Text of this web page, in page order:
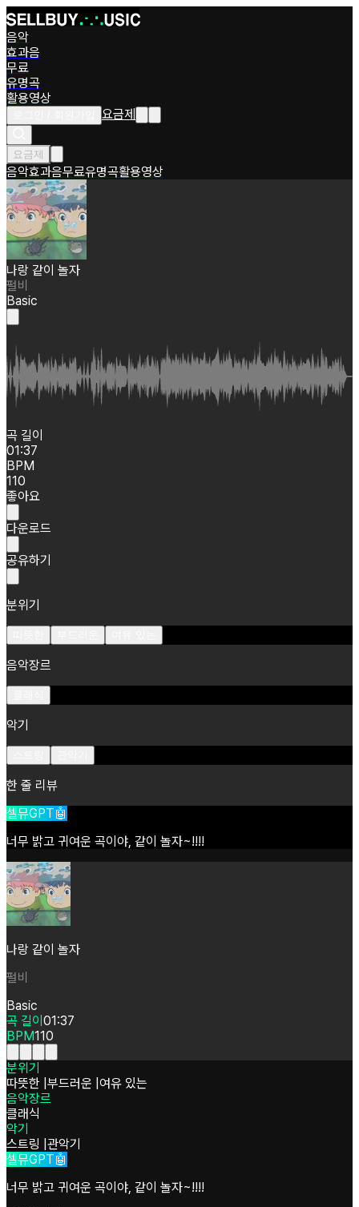
음악
효과음
무료
유명곡
활용영상
요금제
요금제
음악효과음무료유명곡활용영상
나랑 같이 놀자
펄비
Basic
곡 길이
01:37
BPM
110
좋아요
다운로드
공유하기
분위기
음악장르
악기
한 줄 리뷰
셀뮤GPT🤖
너무 밝고 귀여운 곡이야, 같이 놀자~!!!!
나랑 같이 놀자
펄비
Basic
곡 길이 01:37
BPM110
분위기
따뜻한 부드러운 여유 있는
음악장르
클래식
악기
스트링 관악기
셀뮤GPT🤖
너무 밝고 귀여운 곡이야, 같이 놀자~!!!!